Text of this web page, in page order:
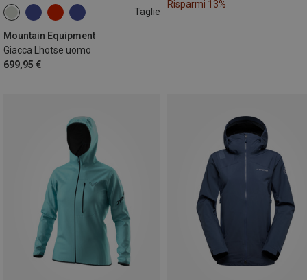
Taglie
Mountain Equipment
Giacca Lhotse uomo
699,95 €
S M L XL
Risparmi 13%